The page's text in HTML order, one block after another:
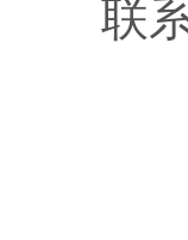
联系